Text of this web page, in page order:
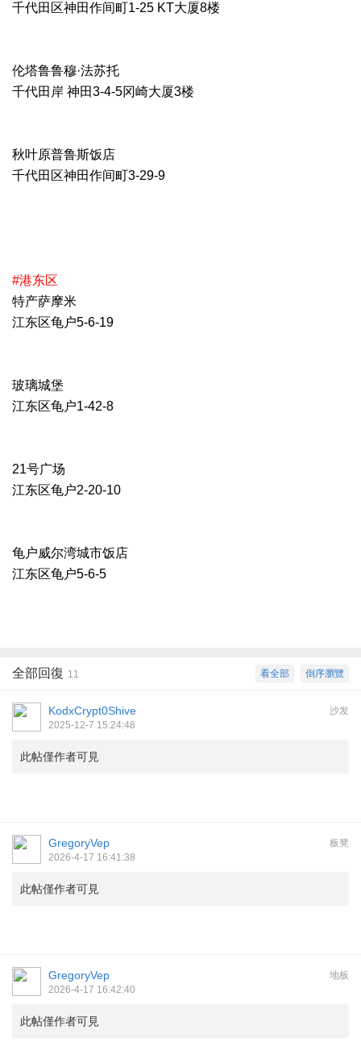
千代田区神田作间町1-25 KT大厦8楼
伦塔鲁鲁穆·法苏托
千代田岸 神田3-4-5冈崎大厦3楼
秋叶原普鲁斯饭店
千代田区神田作间町3-29-9
#港东区
特产萨摩米
江东区龟户5-6-19
玻璃城堡
江东区龟户1-42-8
21号广场
江东区龟户2-20-10
龟户威尔湾城市饭店
江东区龟户5-6-5
倒序瀏覽
看全部
全部回復 11
沙发
KodxCrypt0Shive
2025-12-7 15:24:48
此帖僅作者可見
板凳
GregoryVep
2026-4-17 16:41:38
此帖僅作者可見
地板
GregoryVep
2026-4-17 16:42:40
此帖僅作者可見